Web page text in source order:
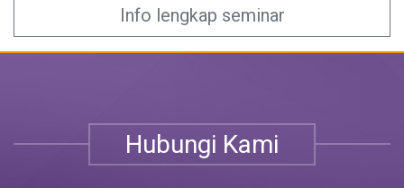
Info lengkap seminar
Hubungi Kami